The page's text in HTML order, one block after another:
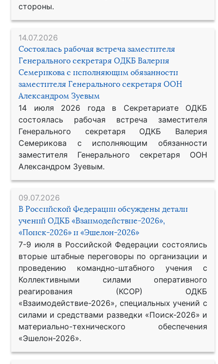
стороны.
14.07.2026
Состоялась рабочая встреча заместителя
Генерального секретаря ОДКБ Валерия
Семерикова с исполняющим обязанности
заместителя Генерального секретаря ООН
Александром Зуевым
14 июля 2026 года в Секретариате ОДКБ
состоялась рабочая встреча заместителя
Генерального секретаря ОДКБ Валерия
Семерикова с исполняющим обязанности
заместителя Генерального секретаря ООН
Александром Зуевым.
09.07.2026
В Российской Федерации обсуждены детали
учений ОДКБ «Взаимодействие-2026»,
«Поиск-2026» и «Эшелон-2026»
7-9 июля в Российской Федерации состоялись
вторые штабные переговоры по организации и
проведению командно-штабного учения с
Коллективными силами оперативного
реагирования (КСОР) ОДКБ
«Взаимодействие-2026», специальных учений с
силами и средствами разведки «Поиск-2026» и
материально-технического обеспечения
«Эшелон-2026».